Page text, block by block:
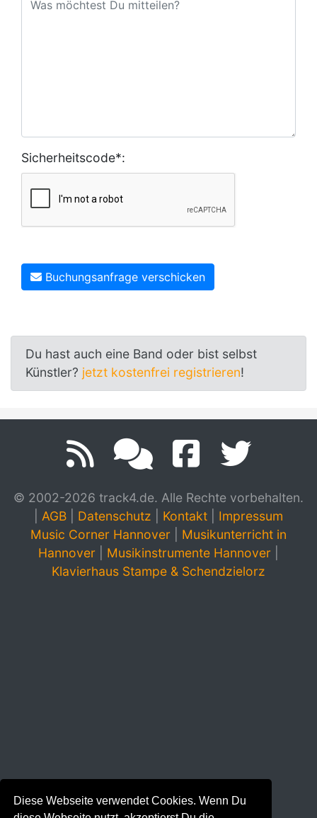
Diese Webseite verwendet Cookies. Wenn Du
Sicherheitscode*:
Buchungsanfrage verschicken
Du hast auch eine Band oder bist selbst
Künstler? jetzt kostenfrei registrieren!
© 2002-2026 track4.de. Alle Rechte vorbehalten.
AGB Datenschutz Kontakt
Impressum
Music Corner Hannover
Musikunterricht in
Hannover
Musikinstrumente Hannover
Klavierhaus Stampe & Schendzielorz